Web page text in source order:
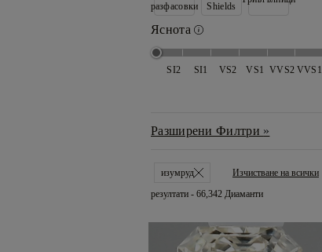
разфасовки
Shields
Яснота
SI2 SI1 VS2 VS1 VVS2 VVS1
Разширени Филтри
изумруд Изчистване на всички
резултати - 66,342 Диаманти